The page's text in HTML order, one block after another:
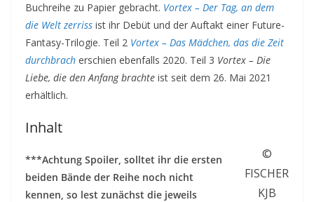
Buchreihe zu Papier gebracht. Vortex – Der Tag, an dem
die Welt zerriss ist ihr Debüt und der Auftakt einer Future-
Fantasy-Trilogie. Teil 2 Vortex – Das Mädchen, das die Zeit
durchbrach erschien ebenfalls 2020. Teil 3 Vortex – Die
Liebe, die den Anfang brachte ist seit dem 26. Mai 2021
erhältlich.
©
FISCHER
KJB
Inhalt
***Achtung Spoiler, solltet ihr die ersten
beiden Bände der Reihe noch nicht
kennen, so lest zunächst die jeweils